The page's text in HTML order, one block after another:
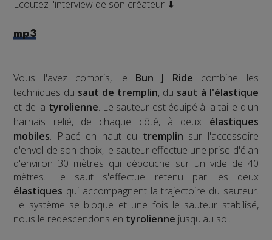
Écoutez l'interview de son créateur ⬇
mp3
Vous l'avez compris, le Bun J Ride combine les
techniques du saut de tremplin, du saut à l'élastique
et de la tyrolienne. Le sauteur est équipé à la taille d'un
harnais relié, de chaque côté, à deux élastiques
mobiles. Placé en haut du tremplin sur l'accessoire
d'envol de son choix, le sauteur effectue une prise d'élan
d'environ 30 mètres qui débouche sur un vide de 40
mètres. Le saut s'effectue retenu par les deux
élastiques qui accompagnent la trajectoire du sauteur.
Le système se bloque et une fois le sauteur stabilisé,
nous le redescendons en tyrolienne jusqu'au sol.